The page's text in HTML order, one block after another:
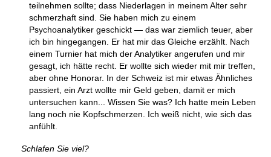
teilnehmen sollte; dass Niederlagen in meinem Alter sehr
schmerzhaft sind. Sie haben mich zu einem
Psychoanalytiker geschickt — das war ziemlich teuer, aber
ich bin hingegangen. Er hat mir das Gleiche erzählt. Nach
einem Turnier hat mich der Analytiker angerufen und mir
gesagt, ich hätte recht. Er wollte sich wieder mit mir treffen,
aber ohne Honorar. In der Schweiz ist mir etwas Ähnliches
passiert, ein Arzt wollte mir Geld geben, damit er mich
untersuchen kann... Wissen Sie was? Ich hatte mein Leben
lang noch nie Kopfschmerzen. Ich weiß nicht, wie sich das
anfühlt.
Schlafen Sie viel?